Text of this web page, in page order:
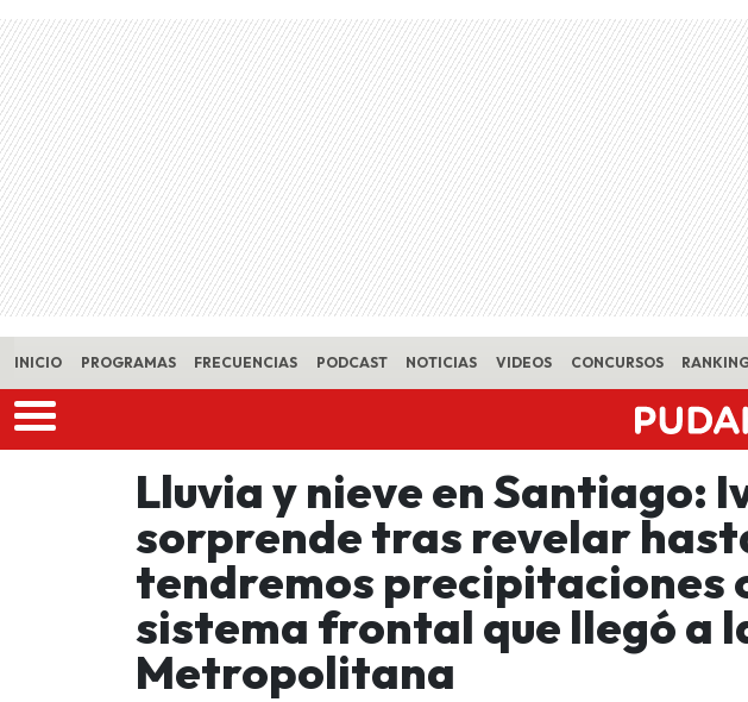
Skip to main content
INICIO PROGRAMAS FRECUENCIAS PODCAST NOTICIAS VIDEOS CONCURSOS
Lluvia y nieve en Santiago:
sorprende tras revelar
tendremos precipitaciones
sistema frontal que llegó a
Metropolitana